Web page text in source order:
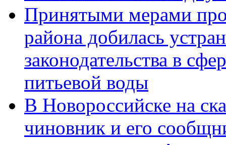
Принятыми мерами
района добилась
законодательства в
питьевой воды
В Новороссийске на
чиновник и его